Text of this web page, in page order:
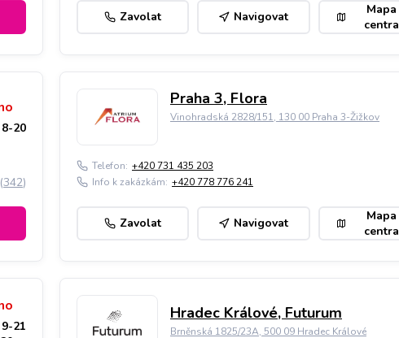
Zavolat Navigovat
Mapa
centra
20
(342)
Praha 3, Flora
Vinohradská 2828/151, 130 00 Praha 3-Žižkov
Telefon: +420 731 435 203
Info k zakázkám: +420 778 776 241
Zavolat Navigovat
Mapa
centra
21
Hradec Králové, Futurum
Brněnská 1825/23A, 500 09 Hradec Králové